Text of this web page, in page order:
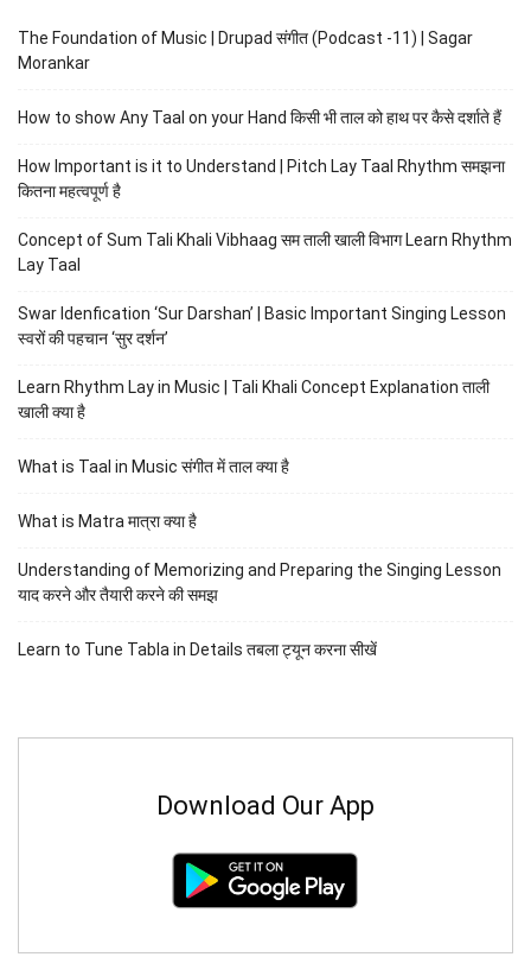
The Foundation of Music | Drupad संगीत (Podcast -11) | Sagar
Morankar
How to show Any Taal on your Hand किसी भी ताल को हाथ पर कैसे दर्शाते हैं
How Important is it to Understand | Pitch Lay Taal Rhythm समझना
कितना महत्वपूर्ण है
Concept of Sum Tali Khali Vibhaag सम ताली खाली विभाग Learn Rhythm
Lay Taal
Swar Idenfication ‘Sur Darshan’ | Basic Important Singing Lesson
स्वरों की पहचान ‘सुर दर्शन’
Learn Rhythm Lay in Music | Tali Khali Concept Explanation ताली
खाली क्या है
What is Taal in Music संगीत में ताल क्या है
What is Matra मात्रा क्या है
Understanding of Memorizing and Preparing the Singing Lesson
याद करने और तैयारी करने की समझ
Learn to Tune Tabla in Details तबला ट्यून करना सीखें
Download Our App